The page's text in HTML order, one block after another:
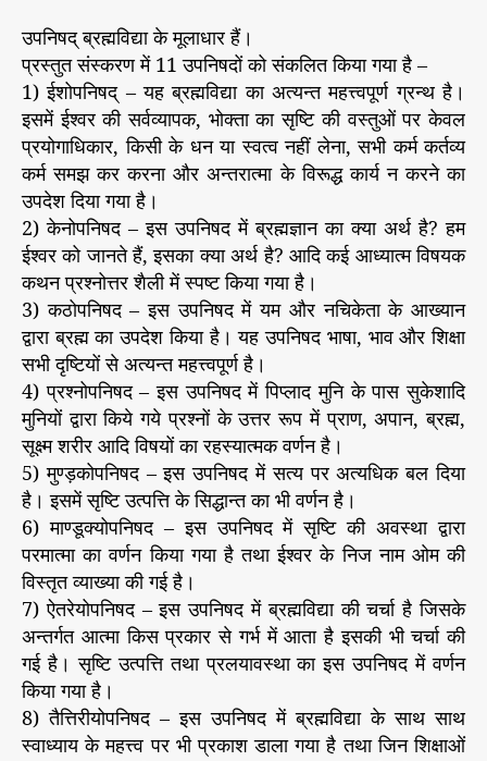
उपनिषद् ब्रह्मविद्या के मूलाधार हैं।
प्रस्तुत संस्करण में 11 उपनिषदों को संकलित किया गया है –
1) ईशोपनिषद् – यह ब्रह्मविद्या का अत्यन्त महत्त्वपूर्ण ग्रन्थ है।
इसमें ईश्वर की सर्वव्यापक, भोक्ता का सृष्टि की वस्तुओं पर केवल
प्रयोगाधिकार, किसी के धन या स्वत्व नहीं लेना, सभी कर्म कर्तव्य
कर्म समझ कर करना और अन्तरात्मा के विरूद्ध कार्य न करने का
उपदेश दिया गया है।
2) केनोपनिषद – इस उपनिषद में ब्रह्मज्ञान का क्या अर्थ है? हम
ईश्वर को जानते हैं, इसका क्या अर्थ है? आदि कई आध्यात्म विषयक
कथन प्रश्नोत्तर शैली में स्पष्ट किया गया है।
3) कठोपनिषद – इस उपनिषद में यम और नचिकेता के आख्यान
द्वारा ब्रह्म का उपदेश किया है। यह उपनिषद भाषा, भाव और शिक्षा
सभी दृष्टियों से अत्यन्त महत्त्वपूर्ण है।
4) प्रश्नोपनिषद – इस उपनिषद में पिप्लाद मुनि के पास सुकेशादि
मुनियों द्वारा किये गये प्रश्नों के उत्तर रूप में प्राण, अपान, ब्रह्म,
सूक्ष्म शरीर आदि विषयों का रहस्यात्मक वर्णन है।
5) मुण्ड़कोपनिषद – इस उपनिषद में सत्य पर अत्यधिक बल दिया
है। इसमें सृष्टि उत्पत्ति के सिद्धान्त का भी वर्णन है।
6) माण्डूक्योपनिषद – इस उपनिषद में सृष्टि की अवस्था द्वारा
परमात्मा का वर्णन किया गया है तथा ईश्वर के निज नाम ओम की
विस्तृत व्याख्या की गई है।
7) ऐतरेयोपनिषद – इस उपनिषद में ब्रह्मविद्या की चर्चा है जिसके
अन्तर्गत आत्मा किस प्रकार से गर्भ में आता है इसकी भी चर्चा की
गई है। सृष्टि उत्पत्ति तथा प्रलयावस्था का इस उपनिषद में वर्णन
किया गया है।
8) तैत्तिरीयोपनिषद – इस उपनिषद में ब्रह्मविद्या के साथ साथ
स्वाध्याय के महत्त्व पर भी प्रकाश डाला गया है तथा जिन शिक्षाओं